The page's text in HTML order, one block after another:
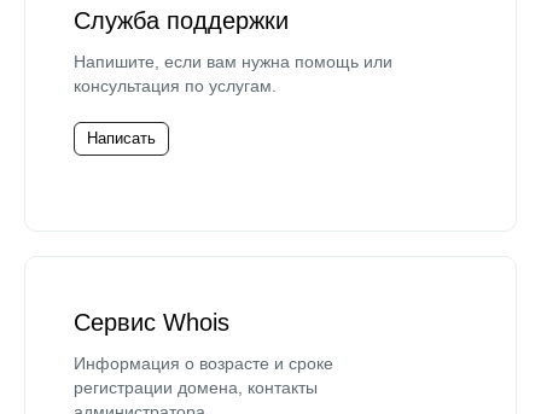
Служба поддержки
Напишите, если вам нужна помощь или
консультация по услугам.
Написать
Сервис Whois
Информация о возрасте и сроке
регистрации домена, контакты